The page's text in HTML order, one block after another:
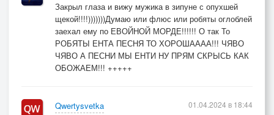
Закрыл глаза и вижу мужика в зипуне с опухшей
щекой!!!!)))))))Думаю или флюс или робяты оглоблей
заехал ему по ЕВОЙНОЙ МОРДЕ!!!!!! О так То
РОБЯТЫ ЕНТА ПЕСНЯ ТО ХОРОШАААА!!! ЧЯВО
ЧЯВО А ПЕСНИ МЫ ЕНТИ НУ ПРЯМ СКРЫСЬ КАК
ОБОЖАЕМ!!! +++++
Qwertysvetka
01.04.2024 в 18:44